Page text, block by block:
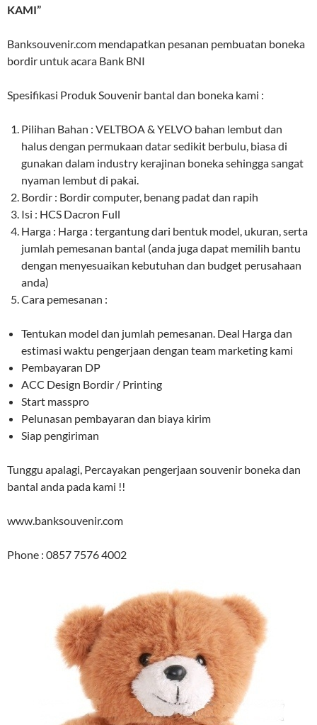
KAMI”
Banksouvenir.com mendapatkan pesanan pembuatan boneka
bordir untuk acara Bank BNI
Spesifikasi Produk Souvenir bantal dan boneka kami :
Pilihan Bahan : VELTBOA & YELVO bahan lembut dan
halus dengan permukaan datar sedikit berbulu, biasa di
gunakan dalam industry kerajinan boneka sehingga sangat
nyaman lembut di pakai.
Bordir : Bordir computer, benang padat dan rapih
Isi : HCS Dacron Full
Harga : Harga : tergantung dari bentuk model, ukuran, serta
jumlah pemesanan bantal (anda juga dapat memilih bantu
dengan menyesuaikan kebutuhan dan budget perusahaan
anda)
Cara pemesanan :
Tentukan model dan jumlah pemesanan. Deal Harga dan
estimasi waktu pengerjaan dengan team marketing kami
Pembayaran DP
ACC Design Bordir / Printing
Start masspro
Pelunasan pembayaran dan biaya kirim
Siap pengiriman
Tunggu apalagi, Percayakan pengerjaan souvenir boneka dan
bantal anda pada kami !!
www.banksouvenir.com
Phone : 0857 7576 4002